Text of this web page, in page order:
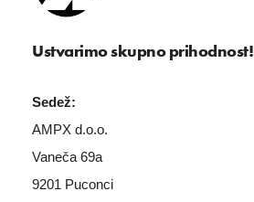
Ustvarimo skupno prihodnost!
Sedež:
AMPX d.o.o.
Vaneča 69a
9201 Puconci